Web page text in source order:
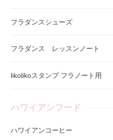
フラダンスシューズ
フラダンス レッスンノート
likolikoスタンプ フラノート用
ハワイアンフード
ハワイアンコーヒー